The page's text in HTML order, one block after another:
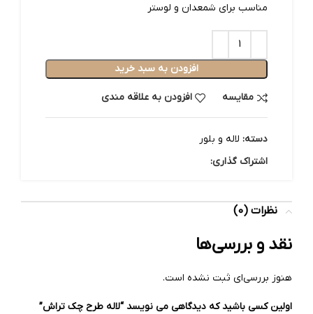
مناسب برای شمعدان و لوستر
افزودن به سبد خرید
مقایسه افزودن به علاقه مندی
دسته: لاله و بلور
اشتراک گذاری:
نظرات (0)
نقد و بررسی‌ها
هنوز بررسی‌ای ثبت نشده است.
اولین کسی باشید که دیدگاهی می نویسد “لاله طرح چک تراش”